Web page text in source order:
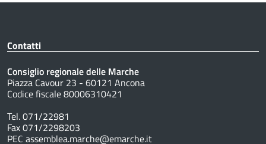
Contatti
Consiglio regionale delle Marche
Piazza Cavour 23 - 60121 Ancona
Codice fiscale 80006310421
Tel. 071/22981
Fax 071/2298203
PEC assemblea.marche@emarche.it